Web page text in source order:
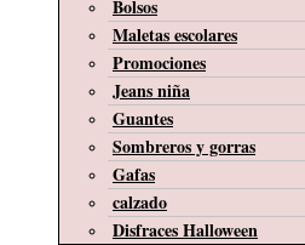
Bolsos
Maletas escolares
Promociones
Jeans niña
Guantes
Sombreros y gorras
Gafas
calzado
Disfraces Halloween